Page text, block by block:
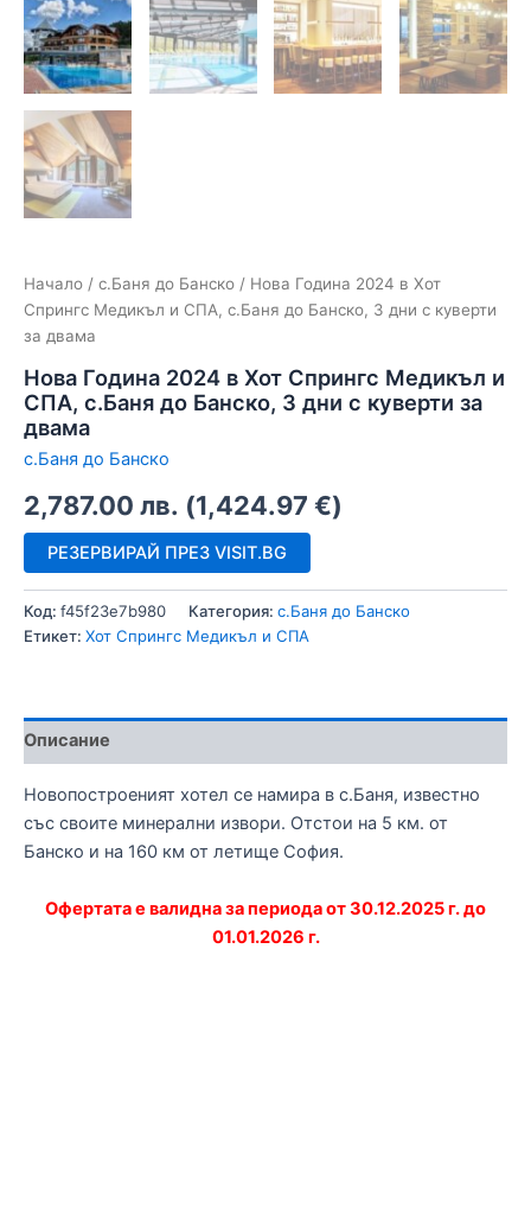
Начало / с.Баня до Банско / Нова Година 2024 в Хот
Спрингс Медикъл и СПА, с.Баня до Банско, 3 дни с куверти
за двама
Нова Година 2024 в Хот Спрингс Медикъл и
СПА, с.Баня до Банско, 3 дни с куверти за
двама
с.Баня до Банско
2,787.00 лв. (1,424.97 €)
РЕЗЕРВИРАЙ ПРЕЗ VISIT.BG
Код: f45f23e7b980 Категория: с.Баня до Банско
Етикет: Хот Спрингс Медикъл и СПА
Описание
Новопостроеният хотел се намира в с.Баня, известно
със своите минерални извори. Отстои на 5 км. от
Банско и на 160 км от летище София.
Офертата е валидна за периода от 30.12.2025 г. до
01.01.2026 г.